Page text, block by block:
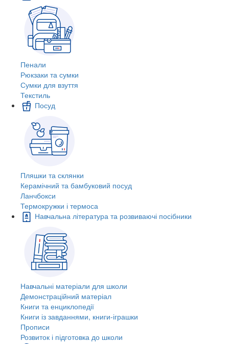
Пенали
Рюкзаки та сумки
Сумки для взуття
Текстиль
Посуд
Пляшки та склянки
Керамічний та бамбуковий посуд
Ланчбокси
Термокружки і термоса
Навчальна література та розвиваючі посібники
Навчальні матеріали для школи
Демонстраційний матеріал
Книги та енциклопедії
Книги із завданнями, книги-іграшки
Прописи
Розвиток і підготовка до школи